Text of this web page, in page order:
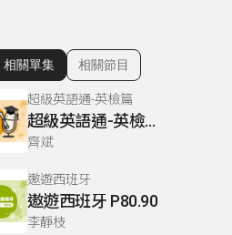
顯示相關單集
相關單集 相關節目
超級英語通-英檢篇
超級英語通-英檢篇 083 Cloze Test/段落填空-13
齊斌
遨遊西班牙
遨遊西班牙 P80.90
李靜枝